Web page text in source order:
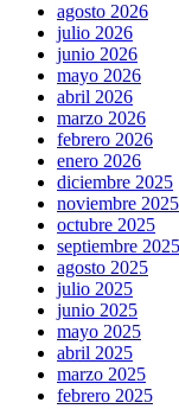
agosto 2026
julio 2026
junio 2026
mayo 2026
abril 2026
marzo 2026
febrero 2026
enero 2026
diciembre 2025
noviembre 2025
octubre 2025
septiembre 2025
agosto 2025
julio 2025
junio 2025
mayo 2025
abril 2025
marzo 2025
febrero 2025